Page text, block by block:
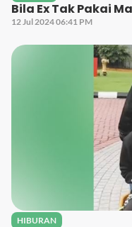
Bila Ex Tak Pakai
12 Jul 2024 06:41 PM
HIBURAN